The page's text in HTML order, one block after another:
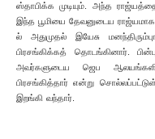
ஸ்தாபிக்க முடியும். அந்த
இந்த பூமியை தேவனுடைய
ல் அதுமுதல் இயேசு
பிரசங்கிக்கத் தொடங்கினார்.
அவர்களுடைய ஜெப
பிரசங்கித்தார் என்று
இறங்கி வந்தார்.